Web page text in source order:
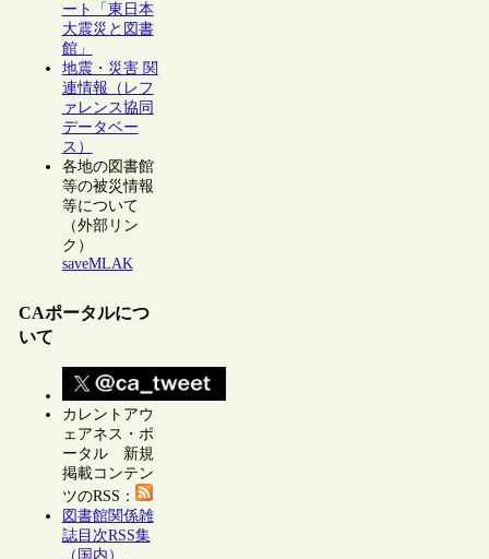
ート「東日本
大震災と図書
館」
地震・災害 関
連情報（レフ
ァレンス協同
データベー
ス）
各地の図書館
等の被災情報
等について
（外部リン
ク）
saveMLAK
CAポータルにつ
いて
カレントアウ
ェアネス・ポ
ータル 新規
掲載コンテン
ツのRSS：
図書館関係雑
誌目次RSS集
（国内）